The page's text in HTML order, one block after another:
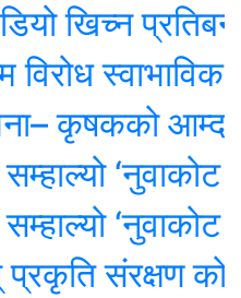
प्रतिबन्ध
स्वाभाविकः
आम्दानी र
‘नुवाकोट
‘नुवाकोट
संरक्षण कोषको